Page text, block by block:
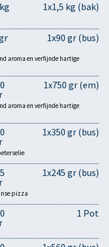
1x1,5 kg (bak)
1x90 gr (bus)
aroma en verfijnde hartige
1x750 gr (em)
aroma en verfijnde hartige
1x350 gr (bus)
1x245 gr (bus)
pizza
1 Pot